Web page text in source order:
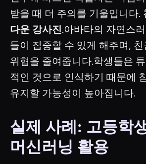
받을 때 더 주의를 기울입니다.
다운 강사진.아바타의 자연스
들이 집중할 수 있게 해주며,
위협을 줄여줍니다.학생들은
적인 것으로 인식하기 때문에
유지할 가능성이 높아집니다.
실제 사례: 고등학
머신러닝 활용